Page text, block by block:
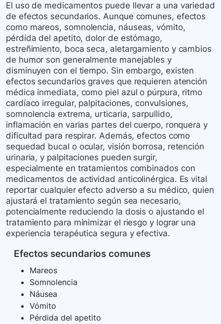
El uso de medicamentos puede llevar a una variedad
de efectos secundarios. Aunque comunes, efectos
como mareos, somnolencia, náuseas, vómito,
pérdida del apetito, dolor de estómago,
estreñimiento, boca seca, aletargamiento y cambios
de humor son generalmente manejables y
disminuyen con el tiempo. Sin embargo, existen
efectos secundarios graves que requieren atención
médica inmediata, como piel azul o púrpura, ritmo
cardíaco irregular, palpitaciones, convulsiones,
somnolencia extrema, urticaria, sarpullido,
inflamación en varias partes del cuerpo, ronquera y
dificultad para respirar. Además, efectos como
sequedad bucal o ocular, visión borrosa, retención
urinaria, y palpitaciones pueden surgir,
especialmente en tratamientos combinados con
medicamentos de actividad anticolinérgica. Es vital
reportar cualquier efecto adverso a su médico, quien
ajustará el tratamiento según sea necesario,
potencialmente reduciendo la dosis o ajustando el
tratamiento para minimizar el riesgo y lograr una
experiencia terapéutica segura y efectiva.
Efectos secundarios comunes
Mareos
Somnolencia
Náusea
Vómito
Pérdida del apetito